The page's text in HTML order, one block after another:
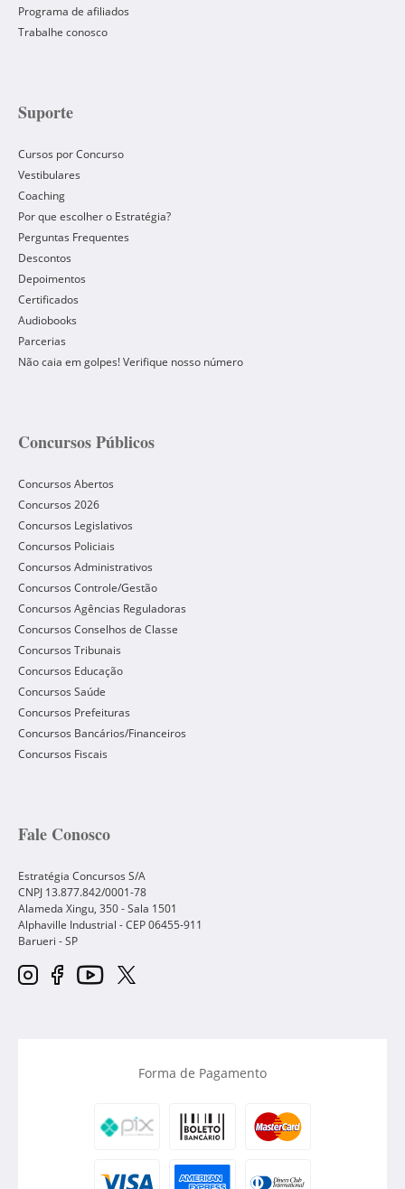
Programa de afiliados
Trabalhe conosco
Suporte
Cursos por Concurso
Vestibulares
Coaching
Por que escolher o Estratégia?
Perguntas Frequentes
Descontos
Depoimentos
Certificados
Audiobooks
Parcerias
Não caia em golpes! Verifique nosso número
Concursos Públicos
Concursos Abertos
Concursos 2026
Concursos Legislativos
Concursos Policiais
Concursos Administrativos
Concursos Controle/Gestão
Concursos Agências Reguladoras
Concursos Conselhos de Classe
Concursos Tribunais
Concursos Educação
Concursos Saúde
Concursos Prefeituras
Concursos Bancários/Financeiros
Concursos Fiscais
Fale Conosco
Estratégia Concursos S/A
CNPJ 13.877.842/0001-78
Alameda Xingu, 350 - Sala 1501
Alphaville Industrial - CEP06455-911
Barueri -SP
Forma de Pagamento